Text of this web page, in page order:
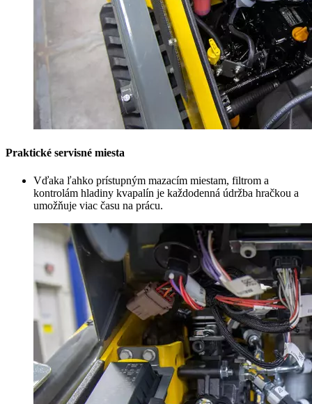
Praktické servisné miesta
Vďaka ľahko prístupným mazacím miestam, filtrom a
kontrolám hladiny kvapalín je každodenná údržba hračkou a
umožňuje viac času na prácu.